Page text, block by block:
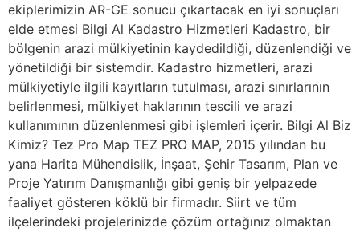
ekiplerimizin AR-GE sonucu çıkartacak en iyi sonuçları
elde etmesi Bilgi Al Kadastro Hizmetleri Kadastro, bir
bölgenin arazi mülkiyetinin kaydedildiği, düzenlendiği ve
yönetildiği bir sistemdir. Kadastro hizmetleri, arazi
mülkiyetiyle ilgili kayıtların tutulması, arazi sınırlarının
belirlenmesi, mülkiyet haklarının tescili ve arazi
kullanımının düzenlenmesi gibi işlemleri içerir. Bilgi Al Biz
Kimiz? Tez Pro Map TEZ PRO MAP, 2015 yılından bu
yana Harita Mühendislik, İnşaat, Şehir Tasarım, Plan ve
Proje Yatırım Danışmanlığı gibi geniş bir yelpazede
faaliyet gösteren köklü bir firmadır. Siirt ve tüm
ilçelerindeki projelerinizde çözüm ortağınız olmaktan